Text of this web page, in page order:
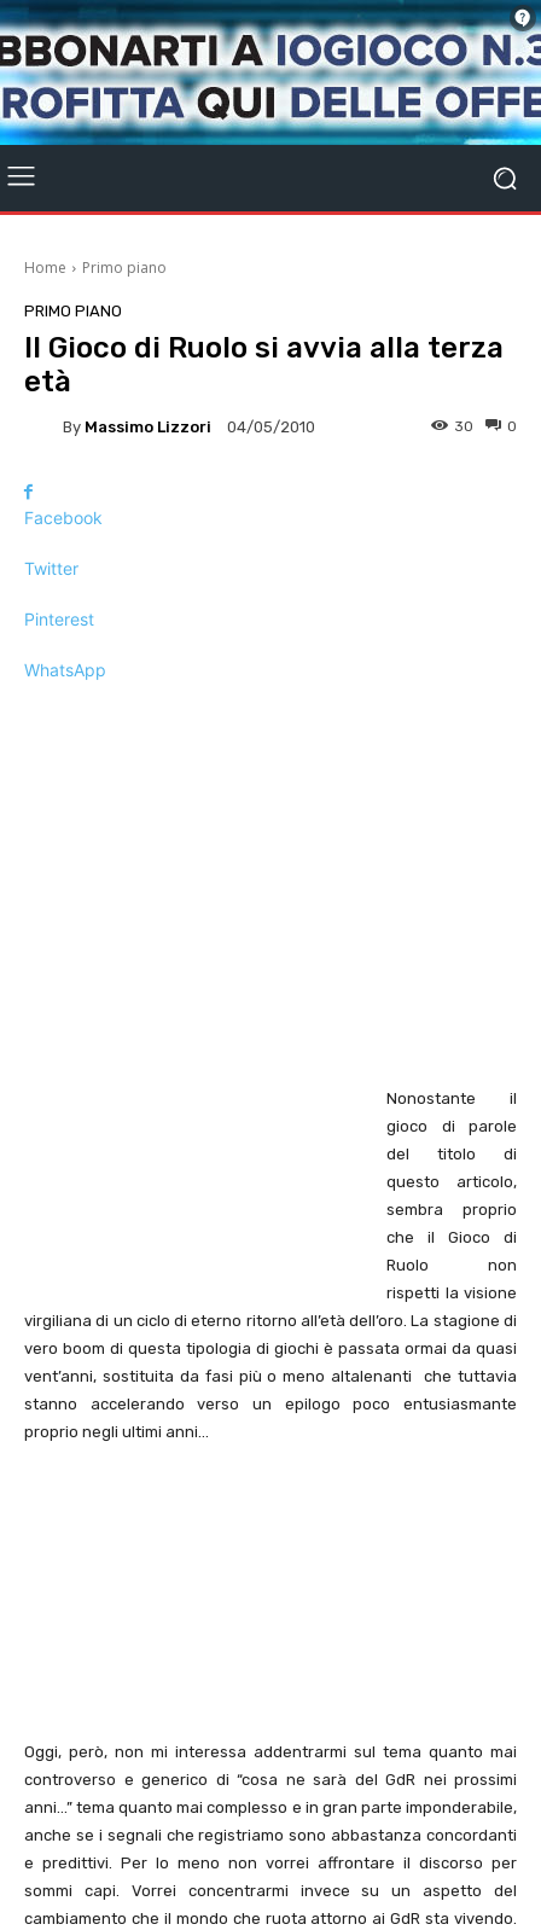
Home Primo piano
PRIMO PIANO
Il Gioco di Ruolo si avvia alla terza
età
By Massimo Lizzori 04/05/2010 0
30
Facebook
Twitter
Pinterest
WhatsApp
Nonostante il
gioco di parole
del titolo di
questo articolo,
sembra proprio
che il Gioco di
Ruolo non
rispetti la visione
virgiliana di un ciclo di eterno ritorno all’età dell’oro. La stagione di
vero boom di questa tipologia di giochi è passata ormai da quasi
vent’anni, sostituita da fasi più o meno altalenanti che tuttavia
stanno accelerando verso un epilogo poco entusiasmante
proprio negli ultimi anni…
Oggi, però, non mi interessa addentrarmi sul tema quanto mai
controverso e generico di “cosa ne sarà del GdR nei prossimi
anni…” tema quanto mai complesso e in gran parte imponderabile,
anche se i segnali che registriamo sono abbastanza concordanti
e predittivi. Per lo meno non vorrei affrontare il discorso per
sommi capi. Vorrei concentrarmi invece su un aspetto del
cambiamento che il mondo che ruota attorno ai GdR sta vivendo.